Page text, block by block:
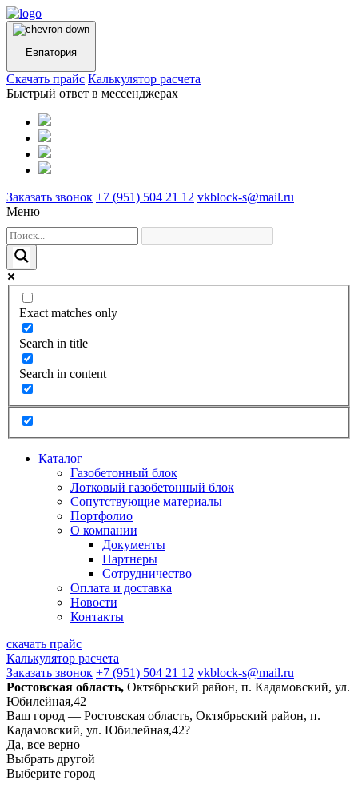
Евпатория
Cкачать прайс Калькулятор расчета
Быстрый ответ в мессенджерах
Заказать звонок +7 (951) 504 21 12 vkblock-s@mail.ru
Меню
Exact matches only
Search in title
Search in content
Каталог
Газобетонный блок
Лотковый газобетонный блок
Сопутствующие материалы
Портфолио
О компании
Документы
Партнеры
Сотрудничество
Оплата и доставка
Новости
Контакты
скачать прайс
Калькулятор расчета
Заказать звонок +7 (951) 504 21 12 vkblock-s@mail.ru
Ростовская область, Октябрьский район, п. Кадамовский, ул.
Юбилейная,42
Ваш город — Ростовская область, Октябрьский район, п.
Кадамовский, ул. Юбилейная,42?
Да, все верно
Выбрать другой
Выберите город